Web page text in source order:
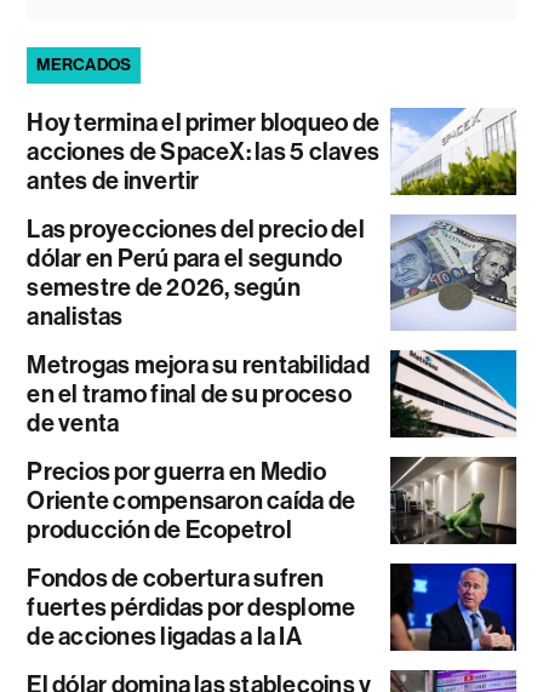
MERCADOS
Hoy termina el primer bloqueo de
acciones de SpaceX: las 5 claves
antes de invertir
Las proyecciones del precio del
dólar en Perú para el segundo
semestre de 2026, según
analistas
Metrogas mejora su rentabilidad
en el tramo final de su proceso
de venta
Precios por guerra en Medio
Oriente compensaron caída de
producción de Ecopetrol
Fondos de cobertura sufren
fuertes pérdidas por desplome
de acciones ligadas a la IA
El dólar domina las stablecoins y